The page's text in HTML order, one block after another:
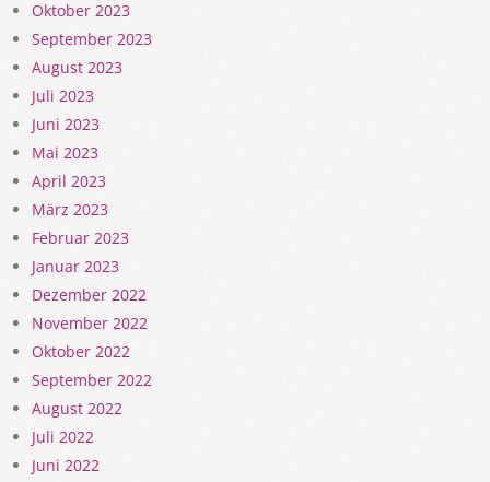
Oktober 2023
September 2023
August 2023
Juli 2023
Juni 2023
Mai 2023
April 2023
März 2023
Februar 2023
Januar 2023
Dezember 2022
November 2022
Oktober 2022
September 2022
August 2022
Juli 2022
Juni 2022